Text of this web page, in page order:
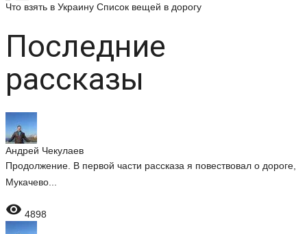
Что взять в Украину Список вещей в дорогу
Последние
рассказы
Андрей Чекулаев
Продолжение. В первой части рассказа я повествовал о дороге,
Мукачево...
 4898